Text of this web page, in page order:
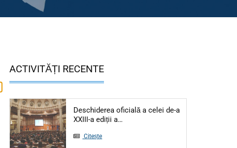
ACTIVITĂȚI RECENTE
Deschiderea oficială a celei de-a
XXIII-a ediții a…
Citește